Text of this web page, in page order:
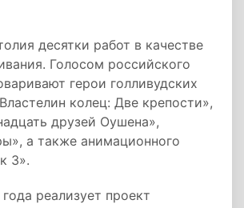
десятки работ в качестве
Голосом российского
герои голливудских
колец: Две крепости»,
друзей Оушена»,
а также анимационного
3».
реализует проект